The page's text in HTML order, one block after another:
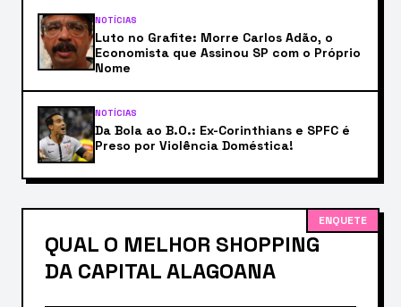
NOTÍCIAS
Luto no Grafite: Morre Carlos Adão, o
Economista que Assinou SP com o Próprio
Nome
NOTÍCIAS
Da Bola ao B.O.: Ex-Corinthians e SPFC é
Preso por Violência Doméstica!
ENQUETE
QUAL O MELHOR SHOPPING
DA CAPITAL ALAGOANA